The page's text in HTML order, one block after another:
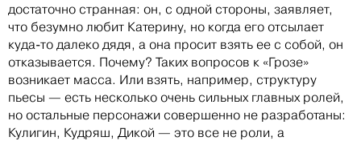
достаточно странная: он, с одной стороны, заявляет,
что безумно любит Катерину, но когда его отсылает
куда-то далеко дядя, а она просит взять ее с собой, он
отказывается. Почему? Таких вопросов к «Грозе»
возникает масса. Или взять, например, структуру
пьесы — есть несколько очень сильных главных ролей,
но остальные персонажи совершенно не разработаны:
Кулигин, Кудряш, Дикой — это все не роли, а